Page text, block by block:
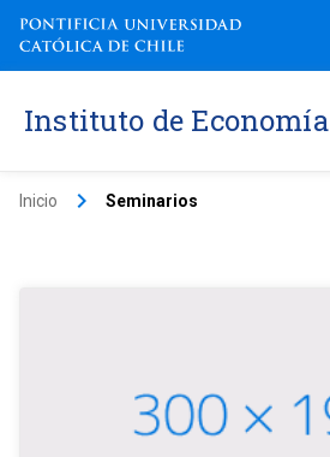
Instituto de Economía
Inicio keyboard_arrow_right Seminarios